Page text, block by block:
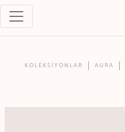
KOLEKSİYONLAR AURA